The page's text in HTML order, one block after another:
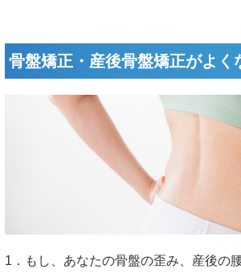
1．もし、あなたの骨盤の歪み、産後の
や鍼、整体、カイロを受けても改善しな
ません。